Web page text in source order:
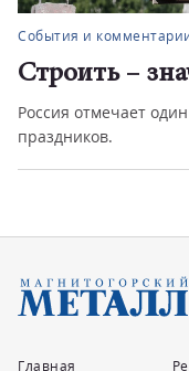
События и
Строить –
Россия отмечает
праздников.
Главная